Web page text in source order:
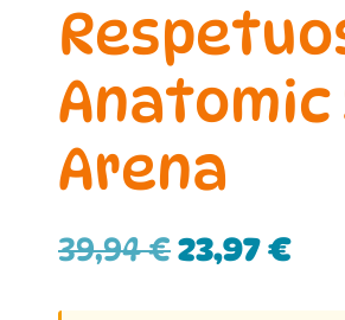
Demax
FlexiNens
Koops
Arena
39,94€23,97€